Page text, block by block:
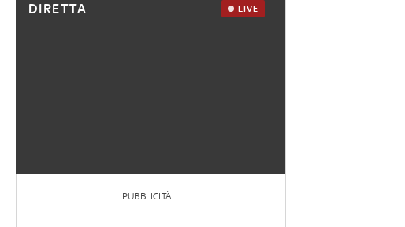
DIRETTA LIVE
PUBBLICITÀ